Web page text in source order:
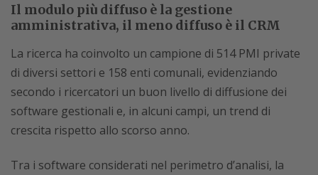
Il modulo più diffuso è la gestione
amministrativa, il meno diffuso è il CRM
La ricerca ha coinvolto un campione di 514 PMI private
di diversi settori e 158 enti comunali, evidenziando
secondo i ricercatori un buon livello di diffusione dei
software gestionali e, in alcuni campi, un trend di
crescita rispetto allo scorso anno.
Tra i software considerati nel perimetro d’analisi, la